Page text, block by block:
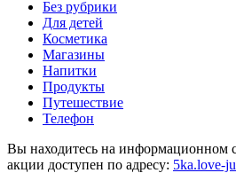
Без рубрики
Для детей
Косметика
Магазины
Напитки
Продукты
Путешествие
Телефон
Вы находитесь на информационном
акции доступен по адресу: 5ka.love-